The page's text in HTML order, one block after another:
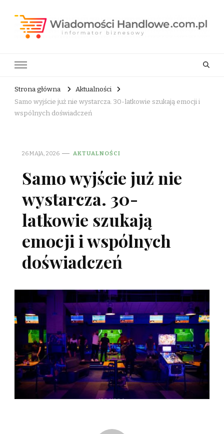
Strona główna
Aktualności
Samo wyjście już nie wystarcza. 30-latkowie szukają emocji i
wspólnych doświadczeń
26 MAJA, 2026 AKTUALNOŚCI
Samo wyjście już nie
wystarcza. 30-
latkowie szukają
emocji i wspólnych
doświadczeń